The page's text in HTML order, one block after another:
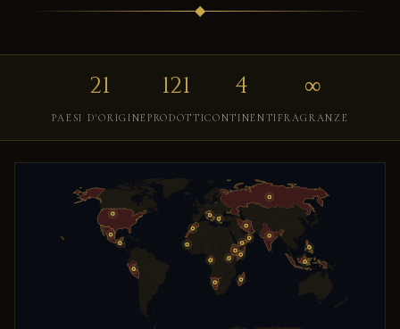
◆
21
PAESI D'ORIGINE
121
PRODOTTI
4
CONTINENTI
∞
FRAGRANZE